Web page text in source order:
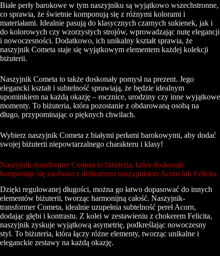
Białe perły barokowe w tym naszyjniku są wyjątkowo wszechstronne,
co sprawia, że świetnie komponują się z różnymi kolorami i
materiałami. Idealnie pasują do klasycznych czarnych sukienek, jak i
do kolorowych czy wzorzystych strojów, wprowadzając nutę elegancji
i nowoczesności. Dodatkowo, ich unikalny kształt sprawia, że
naszyjnik Cometa staje się wyjątkowym elementem każdej kolekcji
biżuterii.
Naszyjnik Cometa to także doskonały pomysł na prezent. Jego
elegancki kształt i subtelność sprawiają, że będzie idealnym
upominkiem na każdą okazję – rocznice, urodziny czy inne wyjątkowe
momenty. To biżuteria, która pozostanie z obdarowaną osobą na
długo, przypominając o pięknych chwilach.
Wybierz naszyjnik Cometa z białymi perłami barokowymi, aby dodać
swojej biżuterii niepowtarzalnego charakteru i klasy!
Naszyjnik-transformer Cometa to biżuteria, która doskonale
komponuje się zarówno z delikatnym naszyjnikiem Acorn lub Felicita.
Dzięki regulowanej długości, można go łatwo dopasować do innych
elementów biżuterii, tworząc harmonijną całość. Naszyjnik-
transformer Cometa, idealnie uzupełnia subtelność pereł Acorn,
dodając głębi i kontrastu. Z kolei w zestawieniu z chokerem Felicita,
naszyjnik zyskuje wyjątkową asymetrię, podkreślając nowoczesny
styl. To biżuteria, która łączy różne elementy, tworząc unikalne i
eleganckie zestawy na każdą okazję.